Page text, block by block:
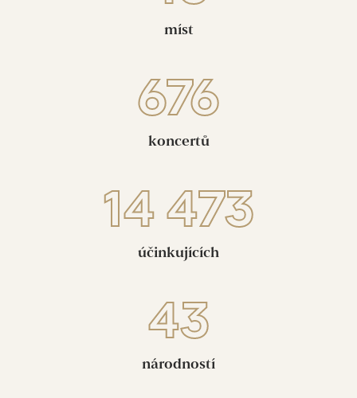
míst
676
koncertů
14 473
účinkujících
43
národností